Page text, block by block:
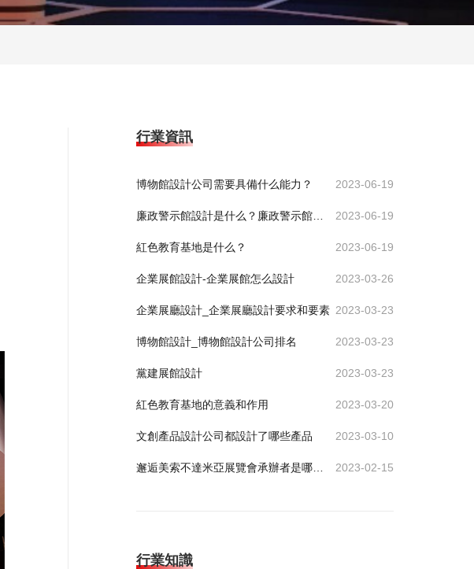
行業資訊
博物館設計公司需要具備什么能力？ 2023-06-19
廉政警示館設計是什么？廉政警示館設計有什么意義？ 2023-06-19
紅色教育基地是什么？ 2023-06-19
企業展館設計-企業展館怎么設計 2023-03-26
企業展廳設計_企業展廳設計要求和要素 2023-03-23
博物館設計_博物館設計公司排名 2023-03-23
黨建展館設計 2023-03-23
紅色教育基地的意義和作用 2023-03-20
文創產品設計公司都設計了哪些產品 2023-03-10
邂逅美索不達米亞展覽會承辦者是哪家公司？ 2023-02-15
行業知識